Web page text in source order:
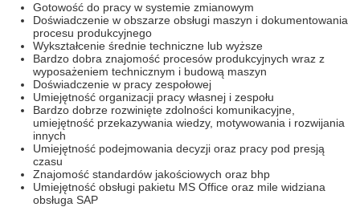
Gotowość do pracy w systemie zmianowym
Doświadczenie w obszarze obsługi maszyn i dokumentowania
procesu produkcyjnego
Wykształcenie średnie techniczne lub wyższe
Bardzo dobra znajomość procesów produkcyjnych wraz z
wyposażeniem technicznym i budową maszyn
Doświadczenie w pracy zespołowej
Umiejętność organizacji pracy własnej i zespołu
Bardzo dobrze rozwinięte zdolności komunikacyjne,
umiejętność przekazywania wiedzy, motywowania i rozwijania
innych
Umiejętność podejmowania decyzji oraz pracy pod presją
czasu
Znajomość standardów jakościowych oraz bhp
Umiejętność obsługi pakietu MS Office oraz mile widziana
obsługa SAP